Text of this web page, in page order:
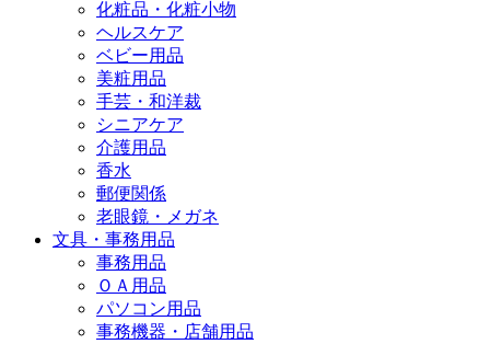
化粧品・化粧小物
ヘルスケア
ベビー用品
美粧用品
手芸・和洋裁
シニアケア
介護用品
香水
郵便関係
老眼鏡・メガネ
文具・事務用品
事務用品
ＯＡ用品
パソコン用品
事務機器・店舗用品